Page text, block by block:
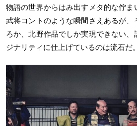
物語の世界からはみ出すメタ的な佇ま
武将コントのような瞬間さえあるが、
ろか、北野作品でしか実現できない、
ジナリティに仕上げているのは流石だ。